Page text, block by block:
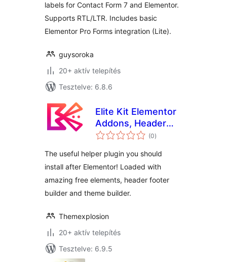
labels for Contact Form 7 and Elementor.
Supports RTL/LTR. Includes basic
Elementor Pro Forms integration (Lite).
guysoroka
20+ aktív telepítés
Tesztelve: 6.8.6
Elite Kit Elementor
Addons, Header
Footer Builder,
(0értékelés
összesen
)
The useful helper plugin you should
install after Elementor! Loaded with
amazing free elements, header footer
builder and theme builder.
Themexplosion
20+ aktív telepítés
Tesztelve: 6.9.5